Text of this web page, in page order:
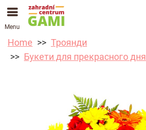
Menu
Home
Троянди
Букети для прекрасного дня